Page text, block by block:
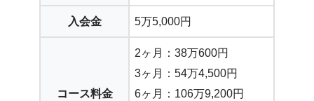
入会金 5万5,000円
コース料金
2ヶ月：38万600円
3ヶ月：54万4,500円
6ヶ月：106万9,200円